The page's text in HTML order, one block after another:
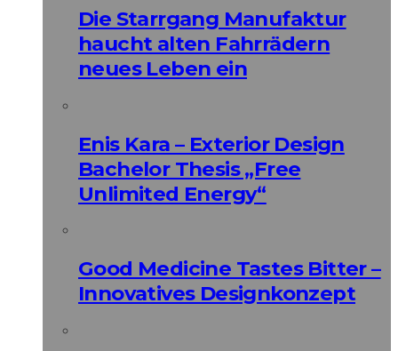
Die Starrgang Manufaktur
haucht alten Fahrrädern
neues Leben ein
Enis Kara – Exterior Design
Bachelor Thesis „Free
Unlimited Energy“
Good Medicine Tastes Bitter –
Innovatives Designkonzept